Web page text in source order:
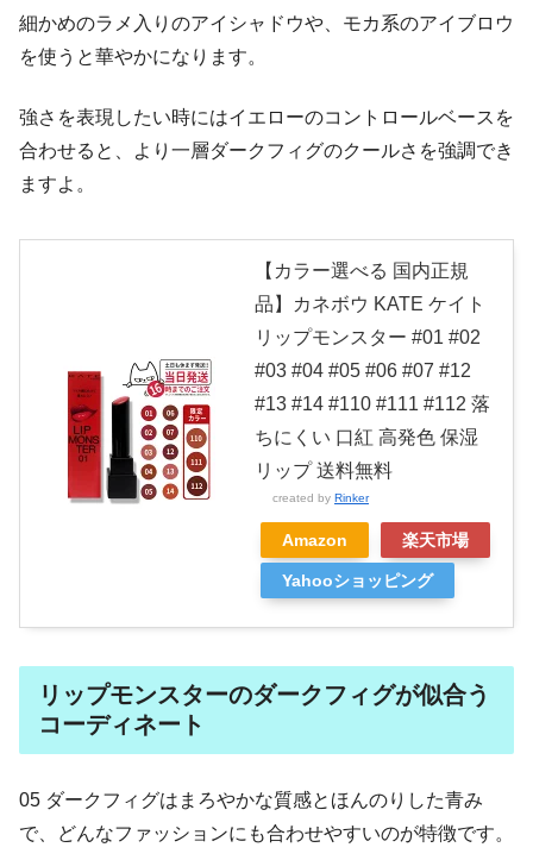
細かめのラメ入りのアイシャドウや、モカ系のアイブロウ
を使うと華やかになります。
強さを表現したい時にはイエローのコントロールベースを
合わせると、より一層ダークフィグのクールさを強調でき
ますよ。
【カラー選べる 国内正規
品】カネボウ KATE ケイト
リップモンスター #01 #02
#03 #04 #05 #06 #07 #12
#13 #14 #110 #111 #112 落
ちにくい 口紅 高発色 保湿
リップ 送料無料
created by Rinker
Amazon 楽天市場
Yahooショッピング
リップモンスターのダークフィグが似合う
コーディネート
05 ダークフィグはまろやかな質感とほんのりした青み
で、どんなファッションにも合わせやすいのが特徴です。